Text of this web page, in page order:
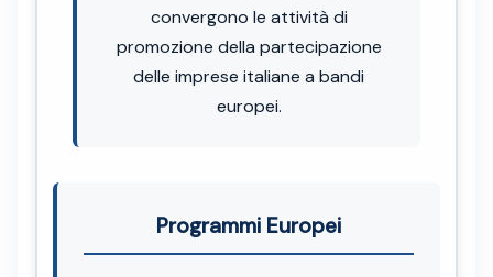
convergono le attività di
promozione della partecipazione
delle imprese italiane a bandi
europei.
Programmi Europei